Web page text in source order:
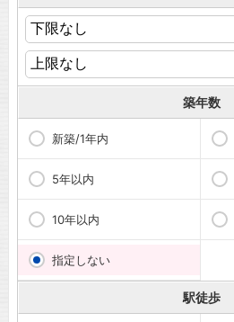
築年数
新築/1年内
5年以内
10年以内
指定しない
駅徒歩